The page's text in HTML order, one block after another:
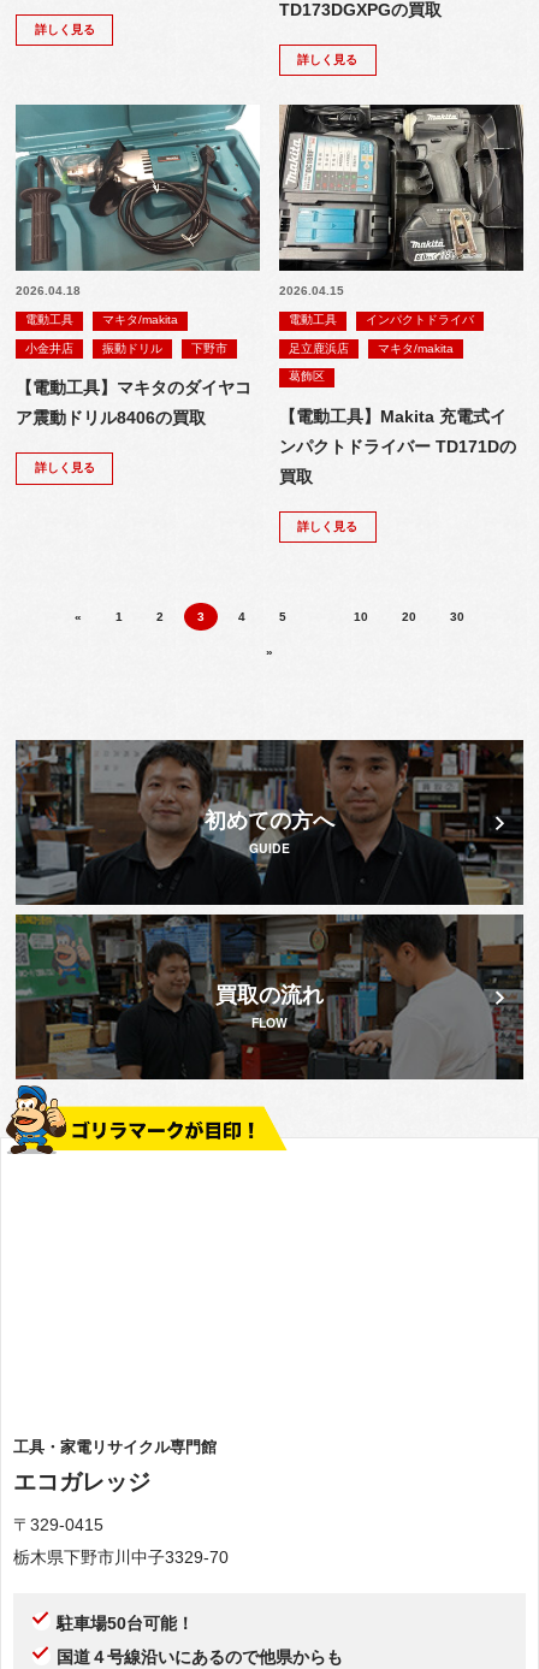
詳しく見る
TD173DGXPGの買取
詳しく見る
2026.04.18
電動工具 マキタ/makita
小金井店 振動ドリル 下野市
【電動工具】マキタのダイヤコ
ア震動ドリル8406の買取
詳しく見る
2026.04.15
電動工具 インパクトドライバ
足立鹿浜店 マキタ/makita
葛飾区
【電動工具】Makita 充電式イ
ンパクトドライバー TD171Dの
買取
詳しく見る
« 1 2 3 4 5 10 20 30
»
初めての方へ
GUIDE
買取の流れ
FLOW
工具・家電リサイクル専門館
エコガレッジ
〒329-0415
栃木県下野市川中子3329-70
駐車場50台可能！
国道４号線沿いにあるので他県からも